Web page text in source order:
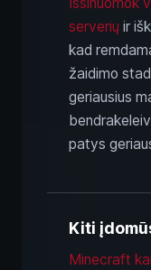
serverių ir
kad
žaidimo
geriausius
patys
Kiti
Minecraft